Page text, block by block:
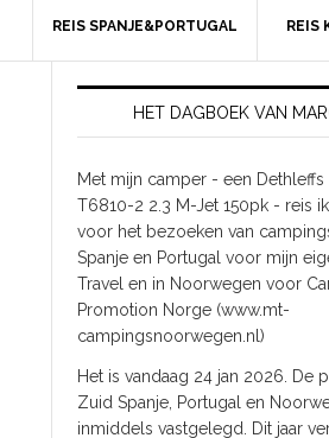
REIS SPANJE&PORTUGAL REIS
HET DAGBOEK VAN
Met mijn camper - een
T6810-2 2.3 M-Jet 150pk - reis
voor het bezoeken van
Spanje en Portugal voor mijn
Travel en in Noorwegen voor
Promotion Norge (www.mt-
campingsnoorwegen.nl)
Het is vandaag 24 jan 2026. De
Zuid Spanje, Portugal en
inmiddels vastgelegd. Dit jaar